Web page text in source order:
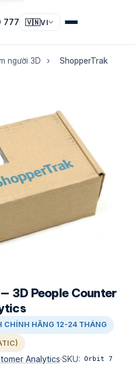
777 🇻🇳VI
người 3D ›
ShopperTrak
3D People Counter
CHÍNH HÃNG 12-24 THÁNG
Analytics·SKU: Orbit 7